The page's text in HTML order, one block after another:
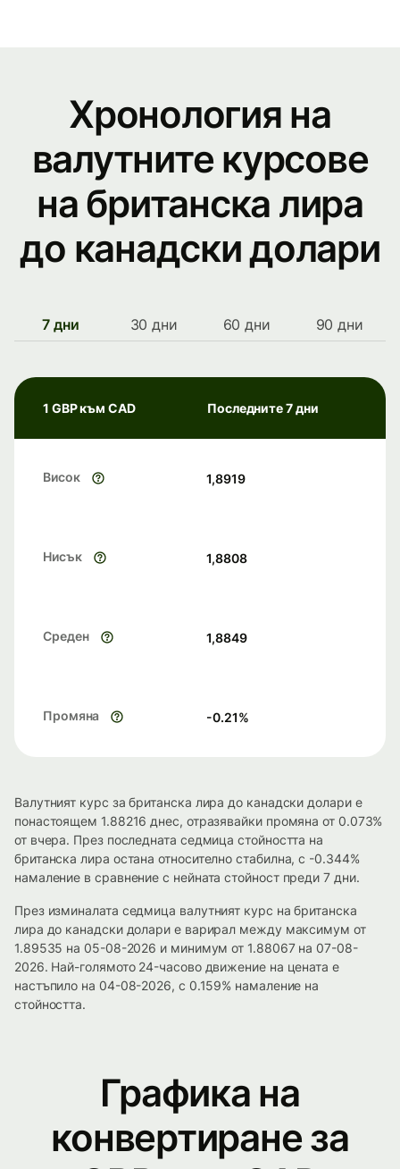
Хронология на
валутните курсове
на британска лира
до канадски долари
7 дни 30 дни 60 дни 90 дни
1 GBP към CAD Последните 7 дни
Висок 1,8919
Нисък 1,8808
Среден 1,8849
Промяна -0.21%
Валутният курс за британска лира до канадски долари е
понастоящем 1.88216 днес, отразявайки промяна от 0.073%
от вчера. През последната седмица стойността на
британска лира остана относително стабилна, с -0.344%
намаление в сравнение с нейната стойност преди 7 дни.
През изминалата седмица валутният курс на британска
лира до канадски долари е варирал между максимум от
1.89535 на 05-08-2026 и минимум от 1.88067 на 07-08-
2026. Най-голямото 24-часово движение на цената е
настъпило на 04-08-2026, с 0.159% намаление на
стойността.
Графика на
конвертиране за